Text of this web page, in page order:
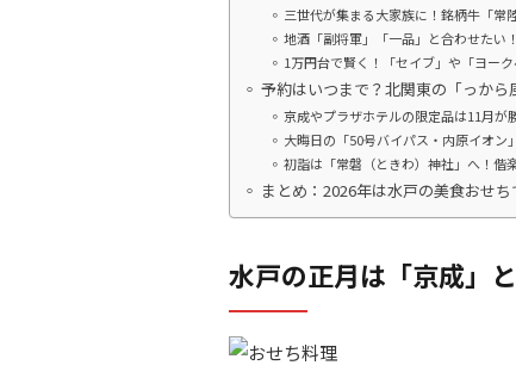
三世代が集まる大家族に！銘柄牛「常
地酒「副将軍」「一品」と合わせたい
1万円台で賢く！「セイブ」や「ヨー
予約はいつまで？北関東の「っから
京成やプラザホテルの限定品は11月が
大晦日の「50号バイパス・内原イオン
初詣は「常磐（ときわ）神社」へ！偕
まとめ：2026年は水戸の美食おせ
水戸の正月は「京成」